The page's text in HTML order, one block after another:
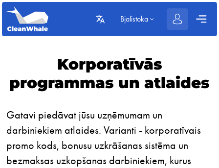
Bjalistoka
Korporatīvās
programmas un atlaides
Gatavi piedāvat jūsu uzņēmumam un
darbiniekiem atlaides. Varianti - korporatīvais
promo kods, bonusu uzkrāšanas sistēma un
bezmaksas uzkopšanas darbiniekiem, kurus